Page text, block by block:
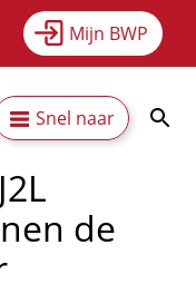
Mijn BWP
Nieuws
Snel naar
de